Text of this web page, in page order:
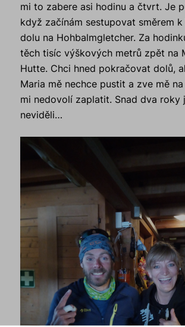
mi to zabere asi hodinu a čtvrt. Je
když začínám sestupovat směrem k
dolu na Hohbalmgletcher. Za
těch tisíc výškových metrů zpět na
Hutte. Chci hned pokračovat dolů,
Maria mě nechce pustit a zve mě
mi nedovolí zaplatit. Snad dva roky
neviděli…